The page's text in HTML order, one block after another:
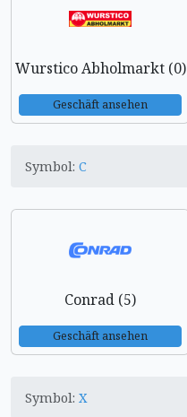
Wurstico Abholmarkt (0)
Geschäft ansehen
Symbol: C
Conrad (5)
Geschäft ansehen
Symbol: X